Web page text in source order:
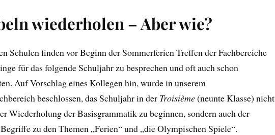
wiederholen – Aber wie?
Schulen finden vor Beginn der Sommerferien Treffen der Fachbereiche
für das folgende Schuljahr zu besprechen und oft auch schon
Auf Vorschlag eines Kollegen hin, wurde in unserem
beschlossen, das Schuljahr in der Troisième(neunte Klasse) nicht
Wiederholung der Basisgrammatik zu beginnen, sondern auch der
zu den Themen „Ferien“ und „die Olympischen Spiele“.